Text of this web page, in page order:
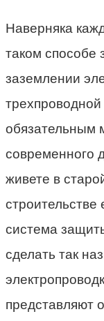
Наверняка
таком способе
заземлении
трехпроводной
обязательным
современного
живете в
система
сделать так
представляют